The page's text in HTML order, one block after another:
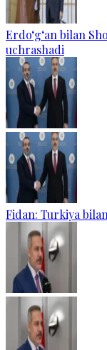
Erdo‘g‘an bilan
uchrashadi
Fidan: Turkiya